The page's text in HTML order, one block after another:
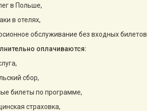
в Польше,
в отелях,
обслуживание без входных билетов.
оплачиваются:
сбор,
билеты по программе,
страховка,